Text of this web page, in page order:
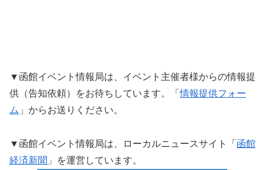
▼函館イベント情報局は、イベント主催者様からの情報提
供（告知依頼）をお待ちしています。「情報提供フォー
ム 」からお送りください。
▼函館イベント情報局は、ローカルニュースサイト「 函館
経済新聞 」を運営しています。